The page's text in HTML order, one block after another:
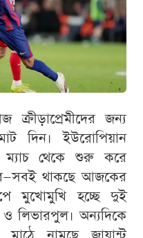
জন্য
দিন। ইউরোপিয়ান
থেকে শুরু করে
থাকছে আজকের
মুখোমুখি হচ্ছে দুই
ও লিভারপুল। অন্যদিকে